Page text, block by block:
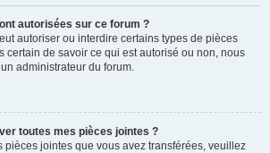
autorisées sur ce forum ?
autoriser ou interdire certains types de pièces
certain de savoir ce qui est autorisé ou non, nous
administrateur du forum.
toutes mes pièces jointes ?
pièces jointes que vous avez transférées, veuillez